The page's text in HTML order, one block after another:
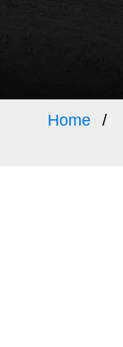
Home